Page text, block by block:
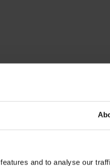
and to analyse our